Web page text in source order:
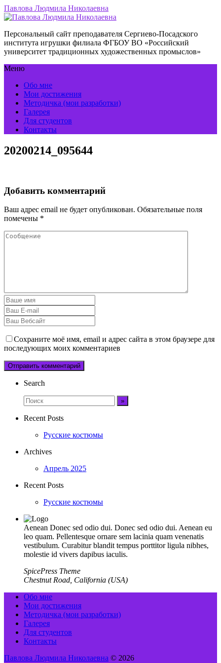
Павлова Людмила Николаевна
Персональный сайт преподавателя Сергиево-Посадского
института игрушки филиала ФГБОУ ВО «Российский
университет традиционных художественных промыслов»
Меню
Обо мне
Мои достижения
Методичка (мои разработки)
Галерея
Для студентов
Контакты
20200214_095644
Добавить комментарий
Ваш адрес email не будет опубликован. Обязательные поля
помечены *
Сохраните моё имя, email и адрес сайта в этом браузере для
последующих моих комментариев
Search
Recent Posts
Русские костюмы
Archives
Апрель 2025
Recent Posts
Русские костюмы
Aenean Donec sed odio dui. Donec sed odio dui. Aenean eu
leo quam. Pellentesque ornare sem lacinia quam venenatis
vestibulum. Curabitur blandit tempus porttitor ligula nibhes,
molestie id vivers dapibus iaculis.
SpicePress Theme
Chestnut Road, California (USA)
Обо мне
Мои достижения
Методичка (мои разработки)
Галерея
Для студентов
Контакты
Павлова Людмила Николаевна © 2026